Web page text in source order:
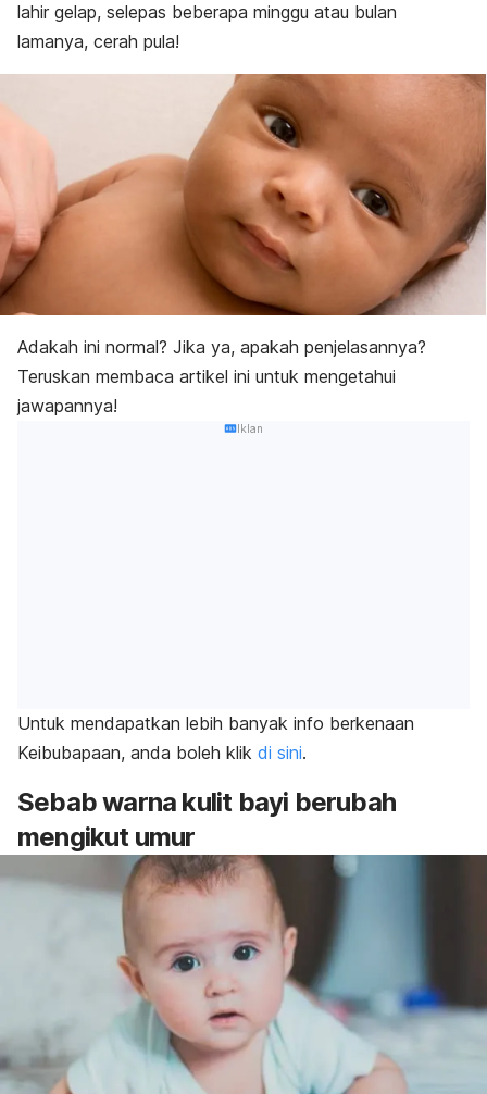
lahir gelap, selepas beberapa minggu atau bulan
lamanya, cerah pula!
Adakah ini normal? Jika ya, apakah penjelasannya?
Teruskan membaca artikel ini untuk mengetahui
jawapannya!
Iklan
Untuk mendapatkan lebih banyak info berkenaan
Keibubapaan, anda boleh klik di sini.
Sebab warna kulit bayi berubah
mengikut umur